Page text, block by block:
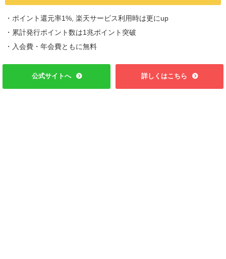
・ポイント還元率1%, 楽天サービス利用時は更にup
・累計発行ポイント数は1兆ポイント突破
・入会費・年会費ともに無料
公式サイトへ 詳しくはこちら